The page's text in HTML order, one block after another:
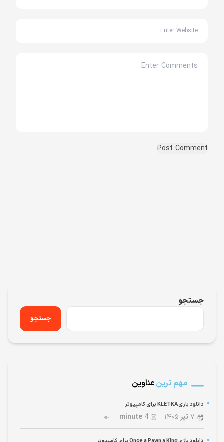
جستجو
جستجو
مهم ترینعناوین
دانلود بازی KLETKA برای کامپیوتر
۷تیر۱۴۰۵ 4
minute